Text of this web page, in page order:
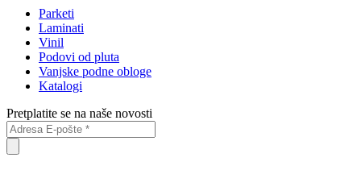
Parketi
Laminati
Vinil
Podovi od pluta
Vanjske podne obloge
Katalogi
Pretplatite se na naše novosti